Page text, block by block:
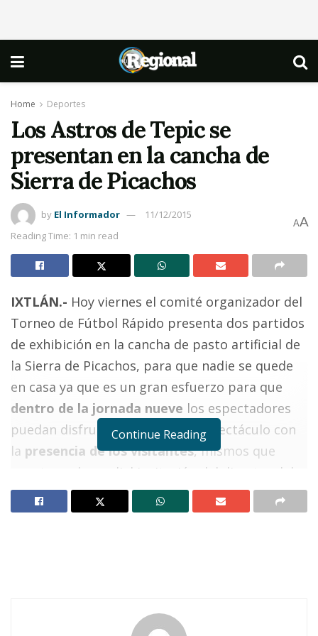
Home Deportes
Los Astros de Tepic se
presentan en la cancha de
Sierra de Picachos
by El Informador
11/12/2015
Reading Time: 1 min read
AA
IXTLÁN.- Hoy viernes el comité organizador del
Torneo de Fútbol Rápido presenta dos partidos
de exhibición en la cancha de pasto artificial de
la Sierra de Picachos, para que nadie se quede
en casa ya que es un gran esfuerzo para que
dentro de la jornada nueve los espectadores
puedan disfrutar otro tipo de espectáculo con
la presencia de los visitantes, mismos que
aceptaron la cordial invitación del director del
deporte.
nobleza de la afición Ixtlense, misma que hoy
Continue Reading